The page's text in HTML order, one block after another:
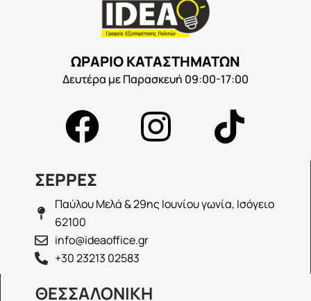
ΩΡΑΡΙΟ ΚΑΤΑΣΤΗΜΑΤΩΝ
Δευτέρα με Παρασκευή 09:00-17:00
ΣΕΡΡΕΣ
Παύλου Μελά & 29ης Ιουνίου γωνία, Ισόγειο
62100
info@ideaoffice.gr
+30 23213 02583
ΘΕΣΣΑΛΟΝΙΚΗ